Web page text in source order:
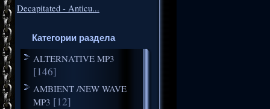
Decapitated - Anticu...
Категории раздела
ALTERNATIVE MP3
[146]
AMBIENT /NEW WAVE
MP3 [12]